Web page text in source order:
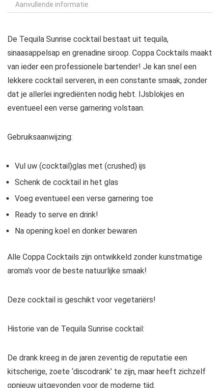
Aanvullende informatie
De Tequila Sunrise cocktail bestaat uit tequila,
sinaasappelsap en grenadine siroop. Coppa Cocktails maakt
van ieder een professionele bartender! Je kan snel een
lekkere cocktail serveren, in een constante smaak, zonder
dat je allerlei ingrediënten nodig hebt. IJsblokjes en
eventueel een verse garnering volstaan.
Gebruiksaanwijzing:
Vul uw (cocktail)glas met (crushed) ijs
Schenk de cocktail in het glas
Voeg eventueel een verse garnering toe
Ready to serve en drink!
Na opening koel en donker bewaren
Alle Coppa Cocktails zijn ontwikkeld zonder kunstmatige
aroma’s voor de beste natuurlijke smaak!
Deze cocktail is geschikt voor vegetariërs!
Historie van de Tequila Sunrise cocktail:
De drank kreeg in de jaren zeventig de reputatie een
kitscherige, zoete ‘discodrank’ te zijn, maar heeft zichzelf
opnieuw uitgevonden voor de moderne tijd.